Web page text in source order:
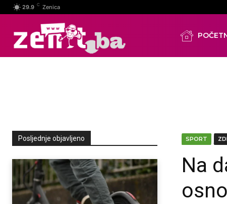
29.9 C Zenica
Posljednje objavljeno SPORT
Na